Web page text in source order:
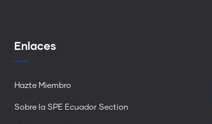
Enlaces
Hazte Miembro
Sobre la SPE Ecuador Section